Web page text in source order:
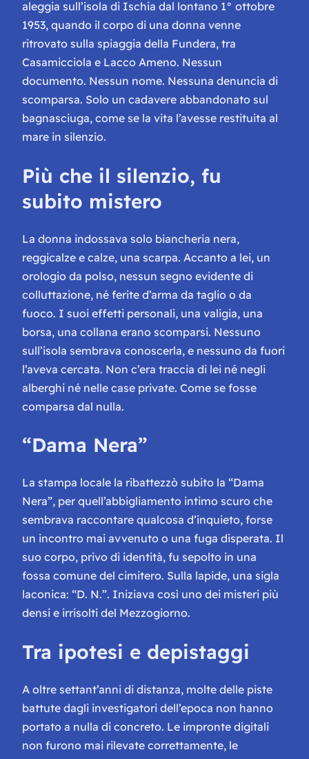
aleggia sull’isola di Ischia dal lontano 1° ottobre
1953, quando il corpo di una donna venne
ritrovato sulla spiaggia della Fundera, tra
Casamicciola e Lacco Ameno. Nessun
documento. Nessun nome. Nessuna denuncia di
scomparsa. Solo un cadavere abbandonato sul
bagnasciuga, come se la vita l’avesse restituita al
mare in silenzio.
Più che il silenzio, fu
subito mistero
La donna indossava solo biancheria nera,
reggicalze e calze, una scarpa. Accanto a lei, un
orologio da polso, nessun segno evidente di
colluttazione, né ferite d’arma da taglio o da
fuoco. I suoi effetti personali, una valigia, una
borsa, una collana erano scomparsi. Nessuno
sull’isola sembrava conoscerla, e nessuno da fuori
l’aveva cercata. Non c’era traccia di lei né negli
alberghi né nelle case private. Come se fosse
comparsa dal nulla.
“Dama Nera”
La stampa locale la ribattezzò subito la “Dama
Nera”, per quell’abbigliamento intimo scuro che
sembrava raccontare qualcosa d’inquieto, forse
un incontro mai avvenuto o una fuga disperata. Il
suo corpo, privo di identità, fu sepolto in una
fossa comune del cimitero. Sulla lapide, una sigla
laconica: “D. N.”. Iniziava così uno dei misteri più
densi e irrisolti del Mezzogiorno.
Tra ipotesi e depistaggi
A oltre settant’anni di distanza, molte delle piste
battute dagli investigatori dell’epoca non hanno
portato a nulla di concreto. Le impronte digitali
non furono mai rilevate correttamente, le